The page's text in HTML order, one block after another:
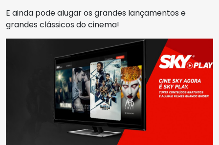
E ainda pode alugar os grandes lançamentos e
grandes clássicos do cinema!